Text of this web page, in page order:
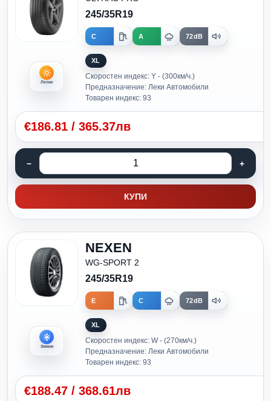
Летни
245/35R19
C A 72dB
XL
Скоростен индекс: Y - (300км/ч.)
Предназначение: Леки Автомобили
Товарен индекс: 93
€186.81 / 365.37лв
КУПИ
Зимни
NEXEN
WG-SPORT 2
245/35R19
E C 72dB
XL
Скоростен индекс: W - (270км/ч.)
Предназначение: Леки Автомобили
Товарен индекс: 93
€188.47 / 368.61лв